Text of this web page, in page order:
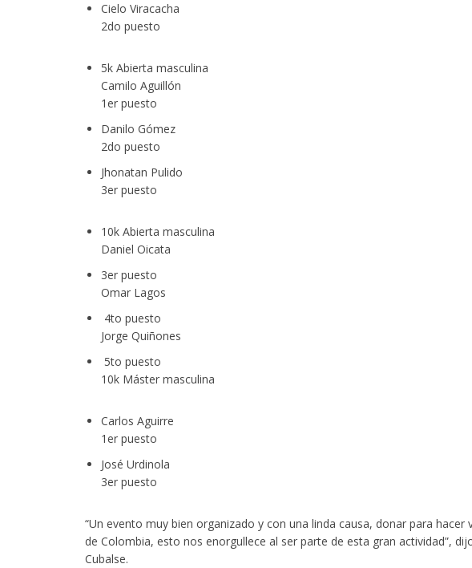
de formación deportiva continúan ampliando su presencia en Colombia
la construcción de 4.000 nuevas viviendas en 12 municipios
de Cundinamarca fortalece su estrategia comercial con nuevo distribuidor para Bogotá y el
Cielo Viracacha
2do puesto
5k Abierta masculina
Camilo Aguillón
1er puesto
Danilo Gómez
2do puesto
Jhonatan Pulido
3er puesto
10k Abierta masculina
Daniel Oicata
3er puesto
Omar Lagos
4to puesto
Jorge Quiñones
5to puesto
10k Máster masculina
Carlos Aguirre
1er puesto
José Urdinola
3er puesto
“Un evento muy bien organizado y con una linda causa, donar para
de Colombia, esto nos enorgullece al ser parte de esta gran actividad”,
Cubalse.